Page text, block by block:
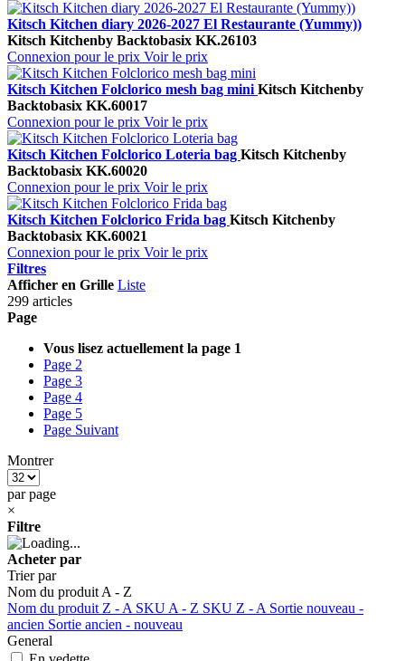
Kitsch Kitchen diary 2026-2027 El Restaurante (Yummy))
Kitsch Kitchenby Backtobasix KK.26103
Connexion pour le prix Voir le prix
Kitsch Kitchen Folclorico mesh bag mini Kitsch Kitchenby
Backtobasix KK.60017
Connexion pour le prix Voir le prix
Kitsch Kitchen Folclorico Loteria bag Kitsch Kitchenby
Backtobasix KK.60020
Connexion pour le prix Voir le prix
Kitsch Kitchen Folclorico Frida bag Kitsch Kitchenby
Backtobasix KK.60021
Connexion pour le prix Voir le prix
Filtres
Afficher en Grille Liste
299 articles
Page
Vous lisez actuellement la page 1
Page 2
Page 3
Page 4
Page 5
Page Suivant
Montrer
par page
×
Filtre
Acheter par
Trier par
Nom du produit A - Z
Nom du produit Z - A SKU A - Z SKU Z - A Sortie nouveau -
ancien Sortie ancien - nouveau
General